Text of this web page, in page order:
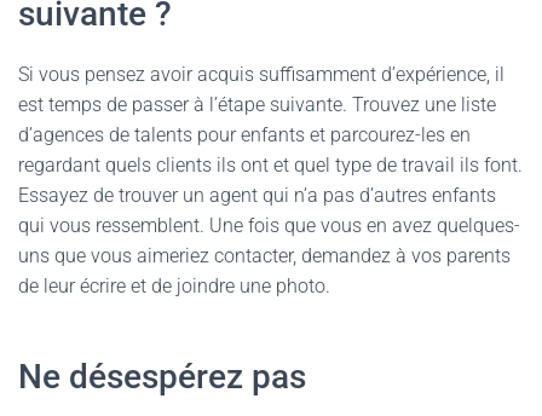
suivante ?
Si vous pensez avoir acquis suffisamment d’expérience, il
est temps de passer à l’étape suivante. Trouvez une liste
d’agences de talents pour enfants et parcourez-les en
regardant quels clients ils ont et quel type de travail ils font.
Essayez de trouver un agent qui n’a pas d’autres enfants
qui vous ressemblent. Une fois que vous en avez quelques-
uns que vous aimeriez contacter, demandez à vos parents
de leur écrire et de joindre une photo.
Ne désespérez pas